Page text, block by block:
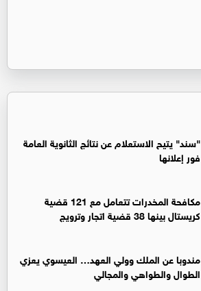
"سند" يتيح الاستعلام عن نتائج الثانوية العامة
فور إعلانها
مكافحة المخدرات تتعامل مع 121 قضية
كريستال بينها 38 قضية اتجار وترويج
مندوبا عن الملك وولي العهد… العيسوي يعزي
الطوال والطواهي والمجالي